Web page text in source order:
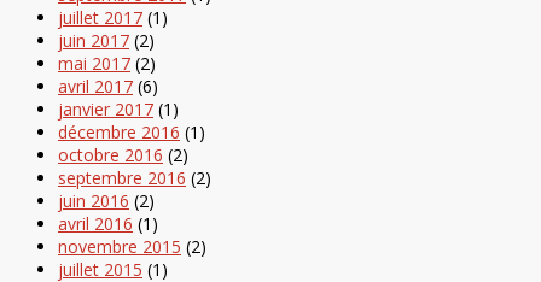
juillet 2017 (1)
juin 2017 (2)
mai 2017 (2)
avril 2017 (6)
janvier 2017 (1)
décembre 2016 (1)
octobre 2016 (2)
septembre 2016 (2)
juin 2016 (2)
avril 2016 (1)
novembre 2015 (2)
juillet 2015 (1)